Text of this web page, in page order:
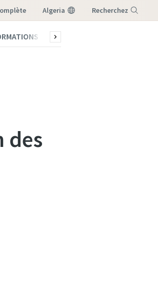
Algeria Recherchez
Qui sommes-nous ?
des